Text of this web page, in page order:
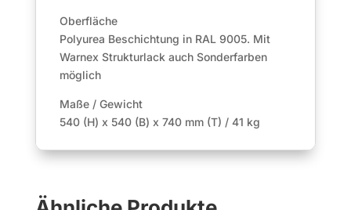
Oberfläche
Polyurea Beschichtung in RAL 9005. Mit
Warnex Strukturlack auch Sonderfarben
möglich
Maße / Gewicht
540 (H) x 540 (B) x 740 mm (T) / 41 kg